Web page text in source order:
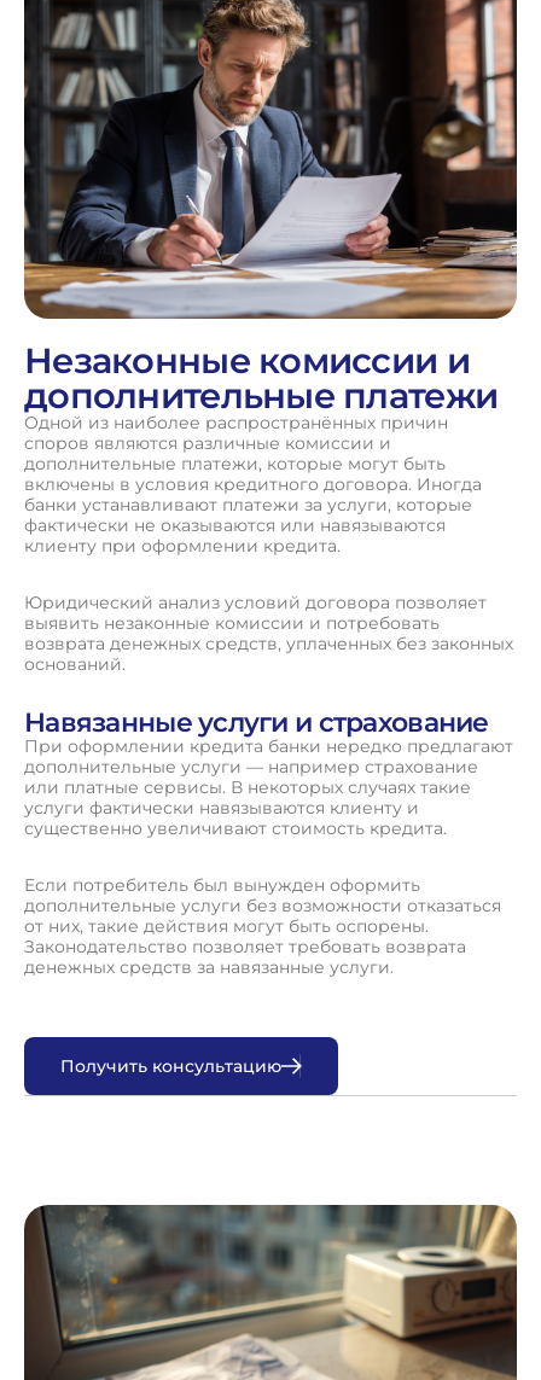
Незаконные комиссии и
дополнительные платежи
Одной из наиболее распространённых причин
споров являются различные комиссии и
дополнительные платежи, которые могут быть
включены в условия кредитного договора. Иногда
банки устанавливают платежи за услуги, которые
фактически не оказываются или навязываются
клиенту при оформлении кредита.
Юридический анализ условий договора позволяет
выявить незаконные комиссии и потребовать
возврата денежных средств, уплаченных без законных
оснований.
Навязанные услуги и страхование
При оформлении кредита банки нередко предлагают
дополнительные услуги — например страхование
или платные сервисы. В некоторых случаях такие
услуги фактически навязываются клиенту и
существенно увеличивают стоимость кредита.
Если потребитель был вынужден оформить
дополнительные услуги без возможности отказаться
от них, такие действия могут быть оспорены.
Законодательство позволяет требовать возврата
денежных средств за навязанные услуги.
Получить консультацию